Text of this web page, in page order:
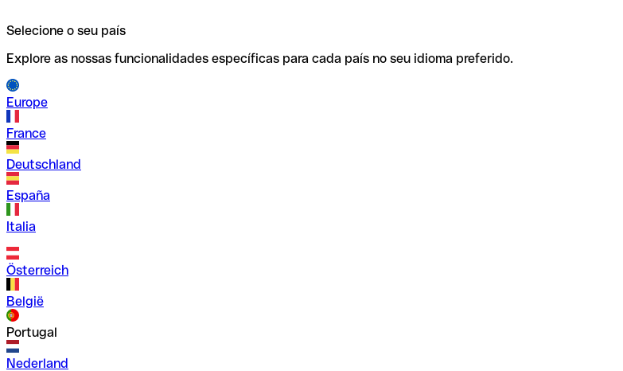
Selecione o seu país
Explore as nossas funcionalidades específicas para cada país no seu idioma preferido.
Europe
France
Deutschland
España
Italia
Österreich
België
Portugal
Nederland